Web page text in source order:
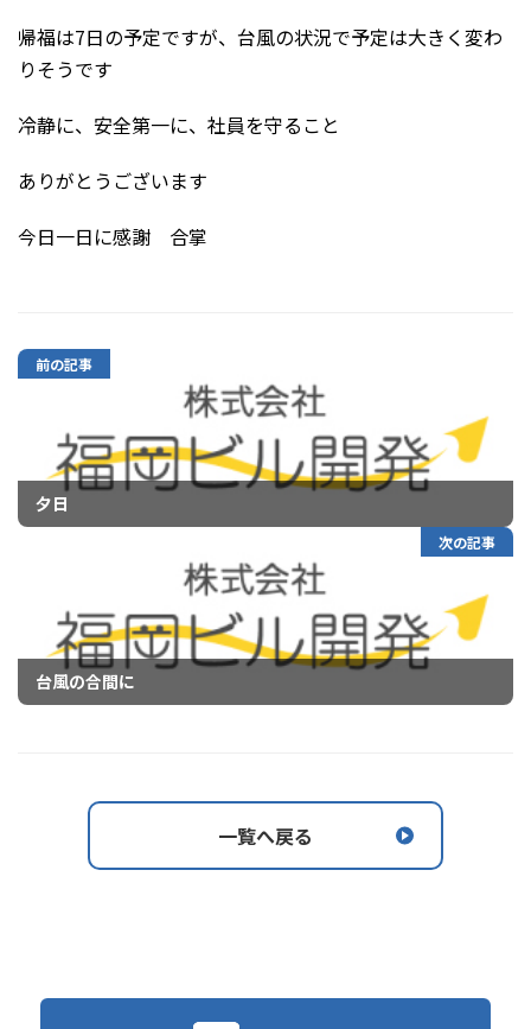
帰福は7日の予定ですが、台風の状況で予定は大きく変わ
りそうです
冷静に、安全第一に、社員を守ること
ありがとうございます
今日一日に感謝 合掌
前の記事
夕日
次の記事
台風の合間に
一覧へ戻る